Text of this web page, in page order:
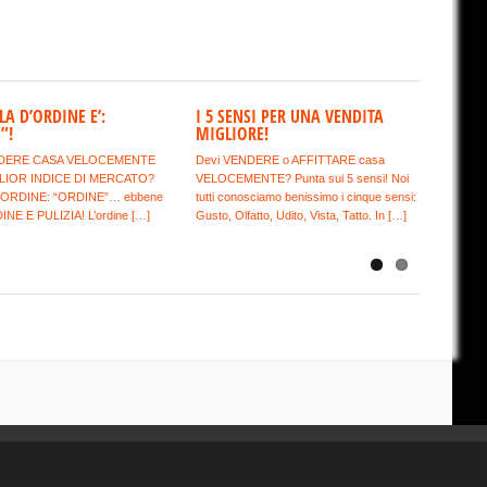
D’ORDINE E’:
CASA VELOCEMENTE
INDICE DI MERCATO?
“ORDINE”… ebbene
E PULIZIA! L’ordine […]
I 5 SENSI PER UNA VENDITA
MIGLIORE!
Devi VENDERE o AFFITTARE casa
VELOCEMENTE? Punta sui 5 sensi! Noi
tutti conosciamo benissimo i cinque sensi:
Gusto, Olfatto, Udito, Vista, Tatto. In […]